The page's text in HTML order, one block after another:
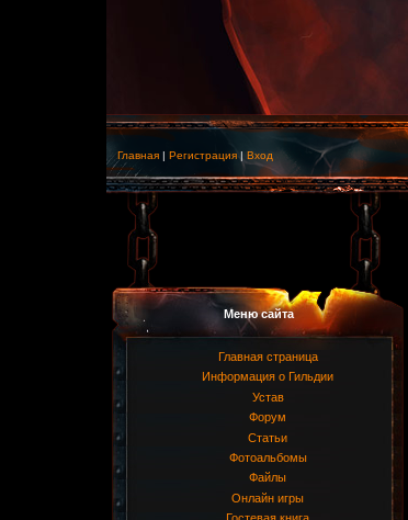
Главная | Регистрация | Вход
Меню сайта
Главная страница
Информация о Гильдии
Устав
Форум
Статьи
Фотоальбомы
Файлы
Онлайн игры